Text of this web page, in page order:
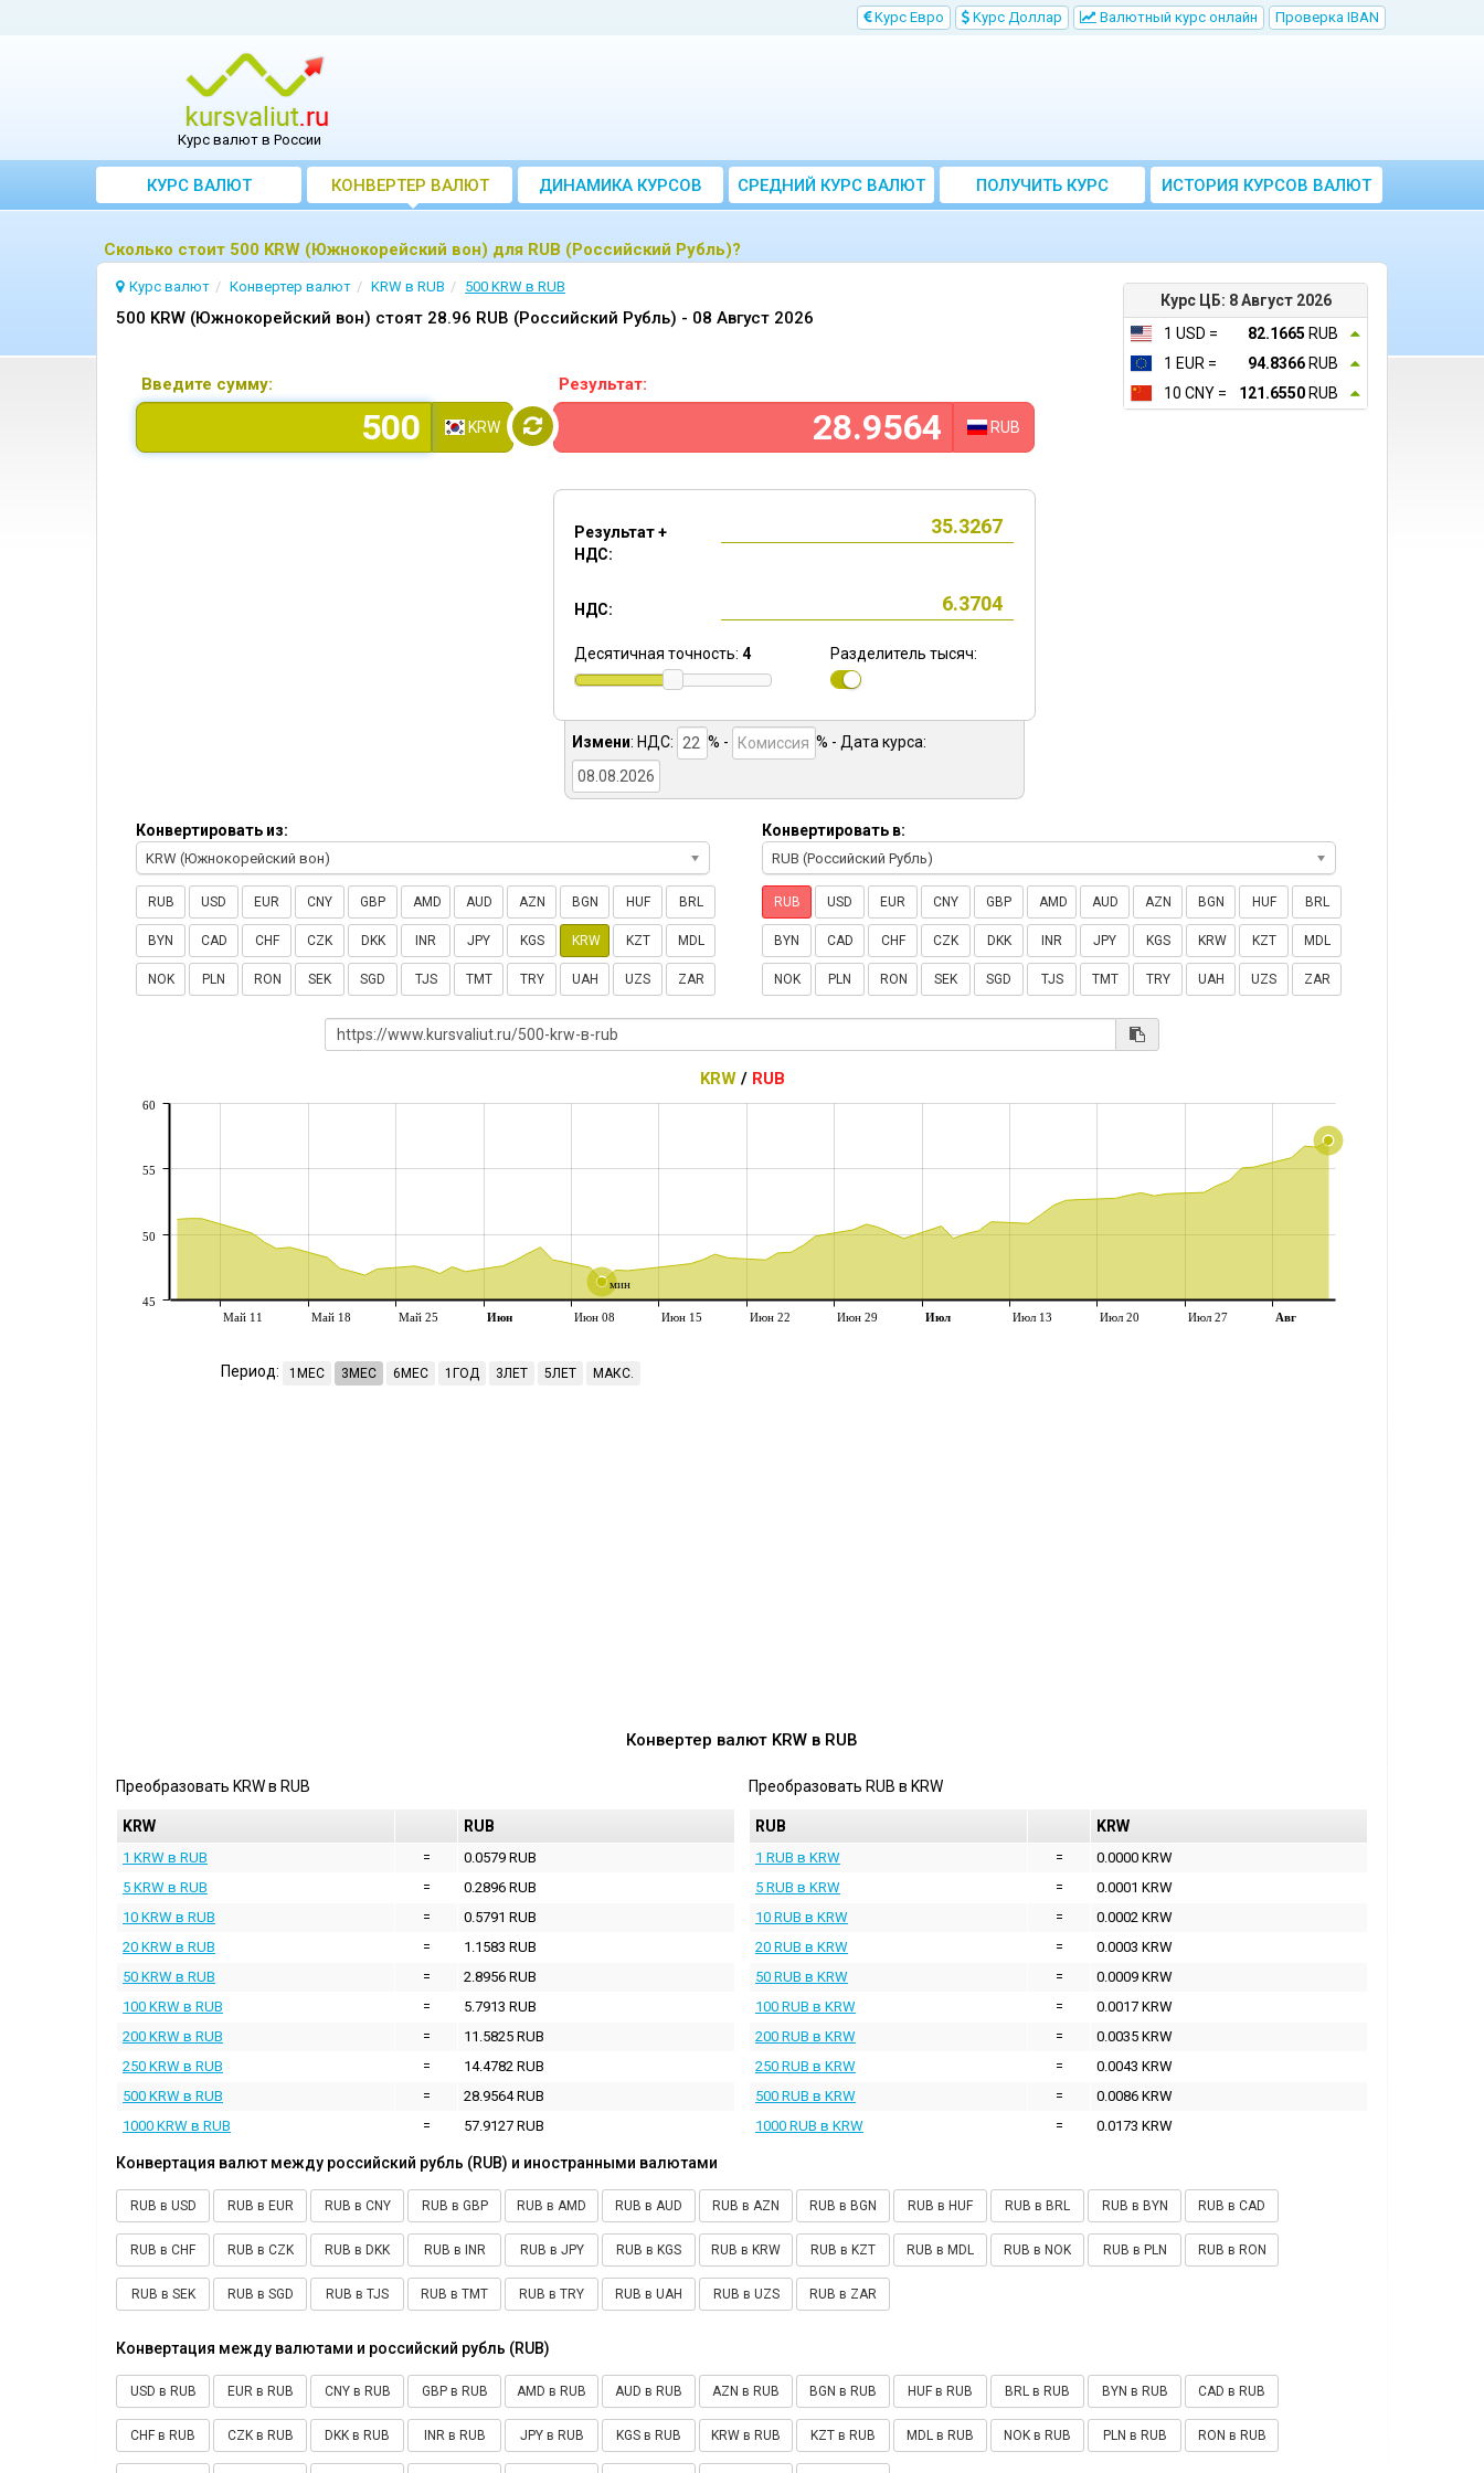
Kурс Евро Kурс Доллар Bалютный курс онлайн Проверка IBAN
Курс валют в России
КУРС ВАЛЮТ КОНВЕРТЕР ВАЛЮТ ДИНАМИКА КУРСОВ
CРЕДНИЙ КУРС ВАЛЮТ
ЗА МЕСЯЦ
ПОЛУЧИТЬ КУРС
ВАЛЮТ ЦБ
ИСТОРИЯ КУРСОВ ВАЛЮТ
ЦБ РФ
Сколько стоит 500 KRW (Южнокорейский вон) для RUB (Российский Рубль)?
Курс ЦБ: 8 Август 2026
1 USD =
82.1665 RUB
1 EUR =
94.8366 RUB
10 CNY =
121.6550 RUB
Курс валют Конвертер валют KRW в RUB 500 KRW в RUB
500 KRW (Южнокорейский вон) стоят 28.96 RUB (Российский Рубль) - 08 Август 2026
Введите сумму:
KRW
Результат:
RUB
Результат +
НДС:
НДС:
Десятичная точность: 4 Разделитель тысяч:
Измени: НДС: % - % - Дата курса:
Конвертировать из:
KRW (Южнокорейский вон)
RUB USD EUR CNY GBP AMD AUD AZN BGN HUF BRL
BYN CAD CHF CZK DKK INR JPY KGS KRW KZT MDL
NOK PLN RON SEK SGD TJS TMT TRY UAH UZS ZAR
Конвертировать в:
RUB (Российский Рубль)
RUB USD EUR CNY GBP AMD AUD AZN BGN HUF BRL
BYN CAD CHF CZK DKK INR JPY KGS KRW KZT MDL
NOK PLN RON SEK SGD TJS TMT TRY UAH UZS ZAR
KRW/ RUB
мин
Май 11 Май 18 Май 25 Июн Июн 08 Июн 15 Июн 22 Июн 29 Июл Июл 13 Июл 20 Июл 27 Авг
45
50
55
60
Период: 1МЕС 3МЕС 6МЕС 1ГОД 3ЛЕТ 5ЛЕТ МАКС.
Конвертер валют KRW в RUB
Преобразовать KRWв RUB
KRW RUB
1 KRW в RUB =
0.0579 RUB
5 KRW в RUB
=
0.2896 RUB
10 KRW в RUB
=
0.5791 RUB
20 KRW в RUB
=
1.1583 RUB
50 KRW в RUB
=
2.8956 RUB
100 KRW в RUB
=
5.7913 RUB
200 KRW в RUB
=
11.5825 RUB
250 KRW в RUB
=
14.4782 RUB
500 KRW в RUB
=
28.9564 RUB
1000 KRW в RUB
= 57.9127 RUB
Преобразовать RUB в KRW
RUB KRW
1 RUB в KRW =
0.0000 KRW
5 RUB в KRW
=
0.0001 KRW
10 RUB в KRW
=
0.0002 KRW
20 RUB в KRW
=
0.0003 KRW
50 RUB в KRW
=
0.0009 KRW
100 RUB в KRW
=
0.0017 KRW
200 RUB в KRW
=
0.0035 KRW
250 RUB в KRW
=
0.0043 KRW
500 RUB в KRW
=
0.0086 KRW
1000 RUB в KRW
= 0.0173 KRW
Конвертация валют между российский рубль (RUB) и иностранными валютами
RUB в USD RUB в EUR RUB в CNY RUB в GBP RUB в AMD RUB в AUD RUB в AZN RUB в BGN RUB в HUF RUB в BRL RUB в BYN RUB в CAD
RUB в CHF RUB в CZK RUB в DKK RUB в INR RUB в JPY RUB в KGS RUB в KRW RUB в KZT RUB в MDL RUB в NOK RUB в PLN RUB в RON
RUB в SEK RUB в SGD RUB в TJS RUB в TMT RUB в TRY RUB в UAH RUB в UZS RUB в ZAR
Конвертация между валютами и российский рубль (RUB)
USD в RUB EUR в RUB CNY в RUB GBP в RUB AMD в RUB AUD в RUB AZN в RUB BGN в RUB HUF в RUB BRL в RUB BYN в RUB CAD в RUB
CHF в RUB CZK в RUB DKK в RUB INR в RUB JPY в RUB KGS в RUB KRW в RUB KZT в RUB MDL в RUB NOK в RUB PLN в RUB RON в RUB